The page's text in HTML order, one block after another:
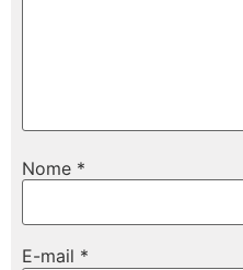
Nome *
E-mail *